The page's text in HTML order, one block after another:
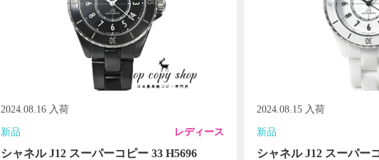
2024.08.16 入荷
新品 レディース
シャネル J12 スーパーコピー 33 H5696
2024.08.15 入荷
新品
シャネル J12 スーパー